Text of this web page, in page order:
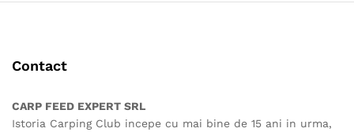
Contact
CARP FEED EXPERT SRL
Istoria Carping Club incepe cu mai bine de 15 ani in urma,